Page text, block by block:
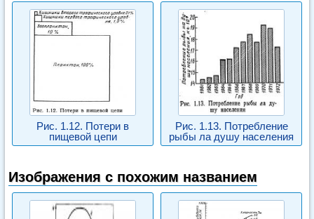
Рис. 1.12. Потери в
пищевой цепи
Рис. 1.13. Потребление
рыбы ла душу населения
Изображения с похожим названием